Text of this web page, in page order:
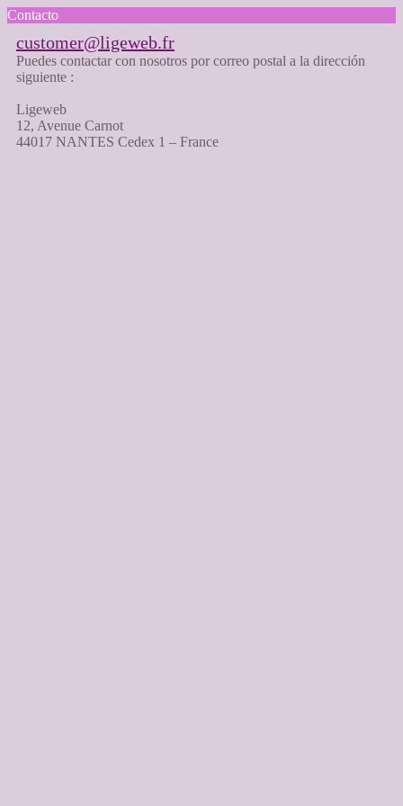
Contacto
customer@ligeweb.fr
Puedes contactar con nosotros por correo postal a la dirección
siguiente :
Ligeweb
12, Avenue Carnot
44017 NANTES Cedex 1 – France